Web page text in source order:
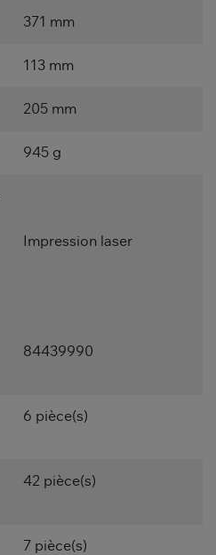
371 mm
113 mm
205 mm
945 g
Impression laser
84439990
6 pièce(s)
42 pièce(s)
7 pièce(s)